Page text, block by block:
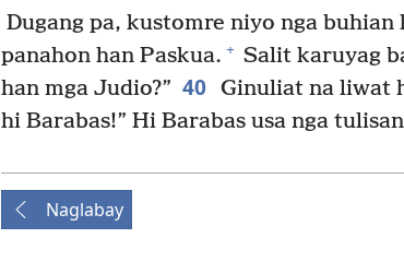
Dugang pa, kustomre niyo nga buhian
panahon han Paskua. + Salit karuyag
han mga Judio?” 40 Ginuliat na liwat
hi Barabas!” Hi Barabas usa nga
Naglabay